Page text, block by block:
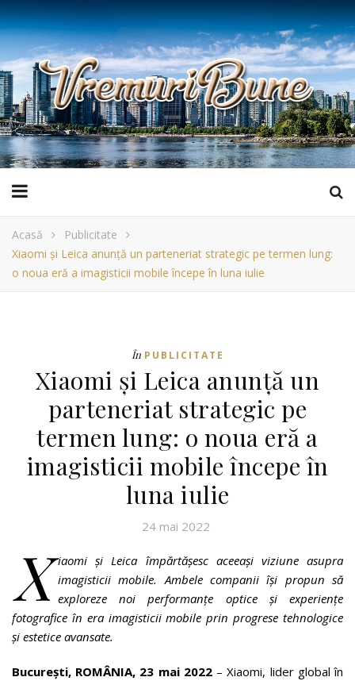
Acasă
Publicitate
Xiaomi și Leica anunță un parteneriat strategic pe termen lung:
o noua eră a imagisticii mobile începe în luna iulie
În PUBLICITATE
Xiaomi și Leica anunță un
parteneriat strategic pe
termen lung: o noua eră a
imagisticii mobile începe în
luna iulie
24 mai 2022
X iaomi și Leica împărtășesc aceeași viziune asupra
imagisticii mobile. Ambele companii își propun să
exploreze noi performanțe optice și experiențe
fotografice în era imagisticii mobile prin progrese tehnologice
și estetice avansate.
București, ROMÂNIA, 23 mai 2022 – Xiaomi, lider global în